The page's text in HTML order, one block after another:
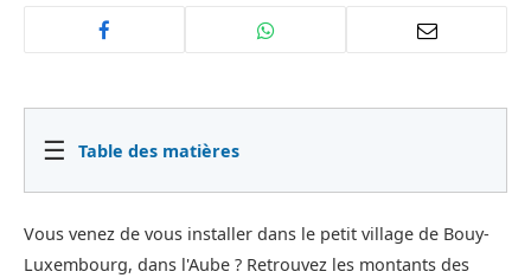
☰ Table des matières
Vous venez de vous installer dans le petit village de Bouy-
Luxembourg, dans l'Aube ? Retrouvez les montants des